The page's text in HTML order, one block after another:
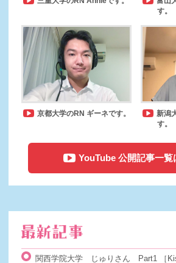
す。
京都大学のRN ギーネです。
新潟
す。
YouTube 公開記事一覧
関西学院大学 じゅりさん Part1 ［